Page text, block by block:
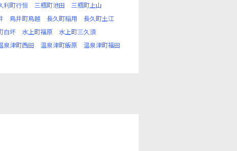
利町行恒 三瓶町池田
三瓶町上山
鳥井町鳥越 長久町稲用
長久町土江
白坏 水上町福原
水上町三久須
泉津町西田 温泉津町飯原
温泉津町福田